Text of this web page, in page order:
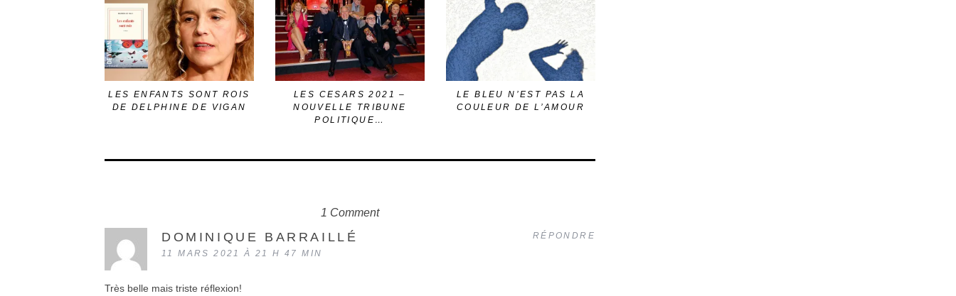
LES ENFANTS SONT ROIS
DE DELPHINE DE VIGAN
LES CESARS 2021 –
NOUVELLE TRIBUNE
POLITIQUE…
LE BLEU N’EST PAS LA
COULEUR DE L’AMOUR
1 Comment
DOMINIQUE BARRAILLÉ
11 MARS 2021 À 21 H 47 MIN
Très belle mais triste réflexion!
RÉPONDRE